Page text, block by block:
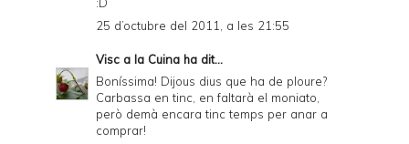
:D
25 d’octubre del 2011, a les 21:55
Visc a la Cuina ha dit...
Boníssima! Dijous dius que ha de ploure?
Carbassa en tinc, en faltarà el moniato,
però demà encara tinc temps per anar a
comprar!